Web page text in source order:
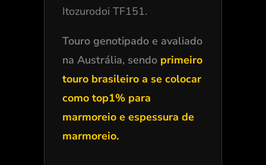
Itozurodoi TF151.
Touro genotipado e avaliado
na Austrália, sendo primeiro
touro brasileiro a se colocar
como top1% para
marmoreio e espessura de
marmoreio.